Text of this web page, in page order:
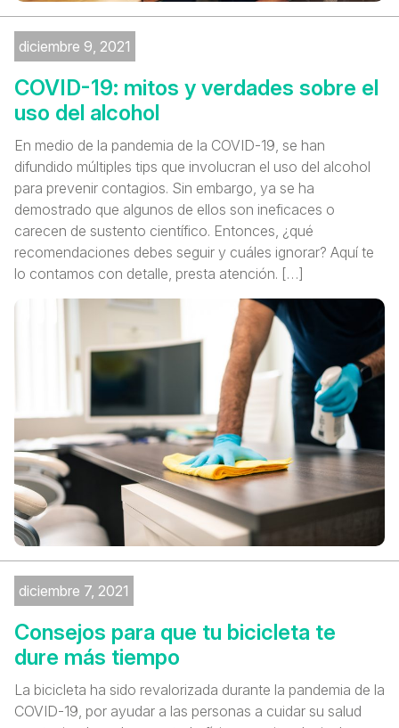
diciembre 9, 2021
COVID-19: mitos y verdades sobre el
uso del alcohol
En medio de la pandemia de la COVID-19, se han
difundido múltiples tips que involucran el uso del alcohol
para prevenir contagios. Sin embargo, ya se ha
demostrado que algunos de ellos son ineficaces o
carecen de sustento científico. Entonces, ¿qué
recomendaciones debes seguir y cuáles ignorar? Aquí te
lo contamos con detalle, presta atención. […]
diciembre 7, 2021
Consejos para que tu bicicleta te
dure más tiempo
La bicicleta ha sido revalorizada durante la pandemia de la
COVID-19, por ayudar a las personas a cuidar su salud